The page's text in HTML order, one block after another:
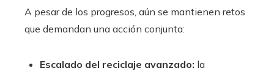
A pesar de los progresos, aún se mantienen retos
que demandan una acción conjunta:
Escalado del reciclaje avanzado: la